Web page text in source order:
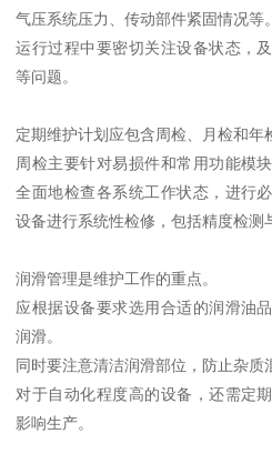
气压系统压力、传动部件紧固情况等。
运行过程中要密切关注设备状态，
等问题。
定期维护计划应包含周检、月检和年
周检主要针对易损件和常用功能模
全面地检查各系统工作状态，进行
设备进行系统性检修，包括精度检测
润滑管理是维护工作的重点。
应根据设备要求选用合适的润滑油
润滑。
同时要注意清洁润滑部位，防止杂质
对于自动化程度高的设备，还需定
影响生产。